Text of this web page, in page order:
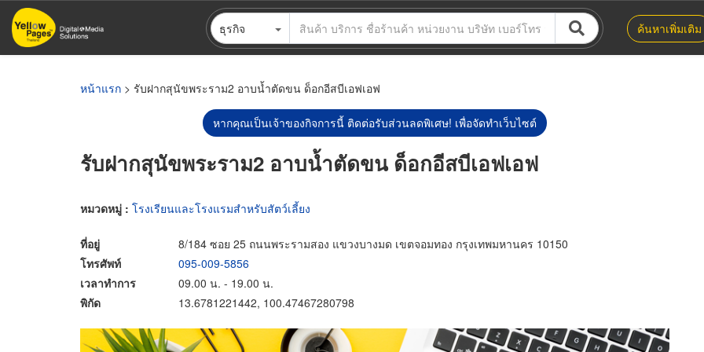
ข้าม
ไป
ธุรกิจ ค้นหาเพิ่มเติม
หน้าแรก > รับฝากสุนัขพระราม2 อาบน้ำตัดขน ด็อกอีสบีเอฟเอฟ
หากคุณเป็นเจ้าของกิจการนี้ ติดต่อรับส่วนลดพิเศษ! เพื่อจัดทำเว็บไซต์
รับฝากสุนัขพระราม2 อาบน้ำตัดขน ด็อกอีสบีเอฟเอฟ
หมวดหมู่ : โรงเรียนและโรงแรมสำหรับสัตว์เลี้ยง
ที่อยู่
8/184 ซอย 25 ถนนพระรามสอง แขวงบางมด เขตจอมทอง กรุงเทพมหานคร 10150
โทรศัพท์
095-009-5856
เวลาทำการ
09.00 น. - 19.00 น.
พิกัด
13.6781221442, 100.47467280798